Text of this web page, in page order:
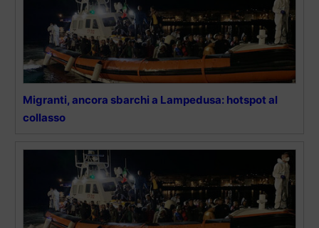
Migranti, ancora sbarchi a Lampedusa: hotspot al
collasso